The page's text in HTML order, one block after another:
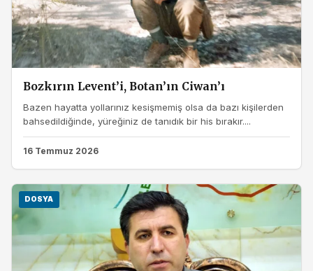
Bozkırın Levent’i, Botan’ın Ciwan’ı
Bazen hayatta yollarınız kesişmemiş olsa da bazı kişilerden
bahsedildiğinde, yüreğiniz de tanıdık bir his bırakır....
16 Temmuz 2026
DOSYA